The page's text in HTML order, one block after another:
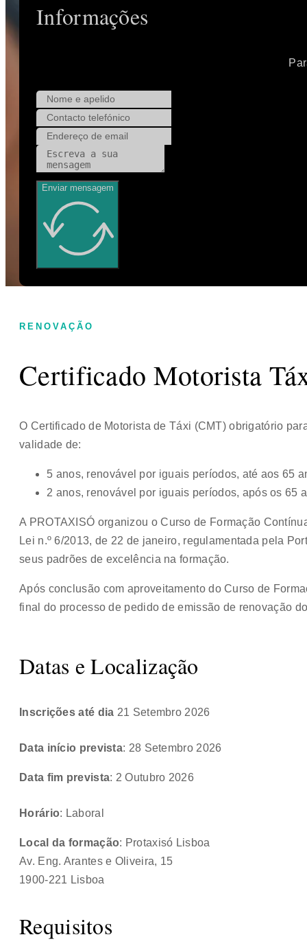
Informações
Enviar mensagem
RENOVAÇÃO
Certificado Motorista
O Certificado de Motorista de Táxi (CMT) obrigatório
validade de:
5 anos, renovável por iguais períodos, até aos 65
2 anos, renovável por iguais períodos, após os 65
A PROTAXISÓ organizou o Curso de Formação
Lei n.º 6/2013, de 22 de janeiro, regulamentada pela
seus padrões de excelência na formação.
Após conclusão com aproveitamento do Curso de
final do processo de pedido de emissão de renovação
Datas e Localização
Inscrições até dia 21 Setembro 2026
Data início prevista: 28 Setembro 2026
Data fim prevista: 2 Outubro 2026
Horário: Laboral
Local da formação: Protaxisó Lisboa
Av. Eng. Arantes e Oliveira, 15
1900-221 Lisboa
Requisitos